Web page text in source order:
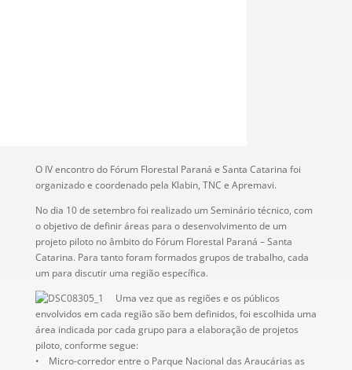
O IV encontro do Fórum Florestal Paraná e Santa Catarina foi
organizado e coordenado pela Klabin, TNC e Apremavi.
No dia 10 de setembro foi realizado um Seminário técnico, com
o objetivo de definir áreas para o desenvolvimento de um
projeto piloto no âmbito do Fórum Florestal Paraná – Santa
Catarina. Para tanto foram formados grupos de trabalho, cada
um para discutir uma região específica.
Uma vez que as regiões e os públicos
envolvidos em cada região são bem definidos, foi escolhida uma
área indicada por cada grupo para a elaboração de projetos
piloto, conforme segue:
• Micro-corredor entre o Parque Nacional das Araucárias as